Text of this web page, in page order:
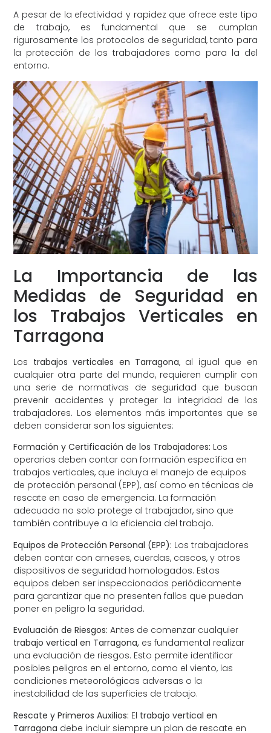
A pesar de la efectividad y rapidez que ofrece este tipo
de trabajo, es fundamental que se cumplan
rigurosamente los protocolos de seguridad, tanto para
la protección de los trabajadores como para la del
entorno.
La Importancia de las
Medidas de Seguridad en
los Trabajos Verticales en
Tarragona
Los trabajos verticales en Tarragona, al igual que en
cualquier otra parte del mundo, requieren cumplir con
una serie de normativas de seguridad que buscan
prevenir accidentes y proteger la integridad de los
trabajadores. Los elementos más importantes que se
deben considerar son los siguientes:
Formación y Certificación de los Trabajadores: Los
operarios deben contar con formación específica en
trabajos verticales, que incluya el manejo de equipos
de protección personal (EPP), así como en técnicas de
rescate en caso de emergencia. La formación
adecuada no solo protege al trabajador, sino que
también contribuye a la eficiencia del trabajo.
Equipos de Protección Personal (EPP): Los trabajadores
deben contar con arneses, cuerdas, cascos, y otros
dispositivos de seguridad homologados. Estos
equipos deben ser inspeccionados periódicamente
para garantizar que no presenten fallos que puedan
poner en peligro la seguridad.
Evaluación de Riesgos: Antes de comenzar cualquier
trabajo vertical en Tarragona, es fundamental realizar
una evaluación de riesgos. Esto permite identificar
posibles peligros en el entorno, como el viento, las
condiciones meteorológicas adversas o la
inestabilidad de las superficies de trabajo.
Rescate y Primeros Auxilios: El trabajo vertical en
Tarragona debe incluir siempre un plan de rescate en